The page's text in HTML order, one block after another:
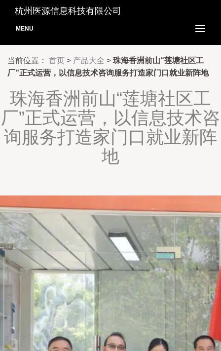
杭州医源信息科技有限公司
MENU
当前位置： 首页 > 产品大全 > 珠海香洲前山“莲塘社区工
厂”正式运营，以信息技术咨询服务打造家门口就业新阵地
珠海香洲前山“莲塘社区工
厂”正式运营，以信息技术咨
询服务打造家门口就业新阵
地